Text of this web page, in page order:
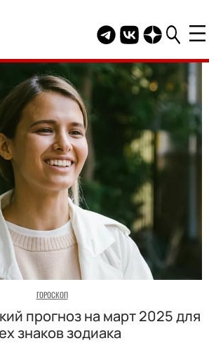
Telegram канал
Группа HELLO
Канал
ГОРОСКОП
прогноз на март 2025 для
знаков зодиака